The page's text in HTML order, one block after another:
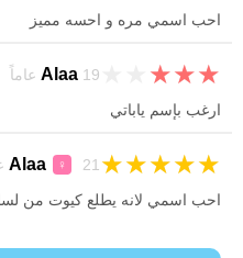
احب اسمي مره و احسه مميز
Alaa 19 عاماً 07-05-2022 ★
★
★
ارغب بإسم ياباتي
Alaa ♀ 21 عاماً 28-09-2022 ★
★
★
★
★
احب اسمي لانه يطلع كيوت من